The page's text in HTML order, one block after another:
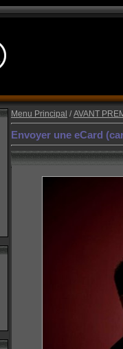
Menu Principal / AVANT
Envoyer une eCard